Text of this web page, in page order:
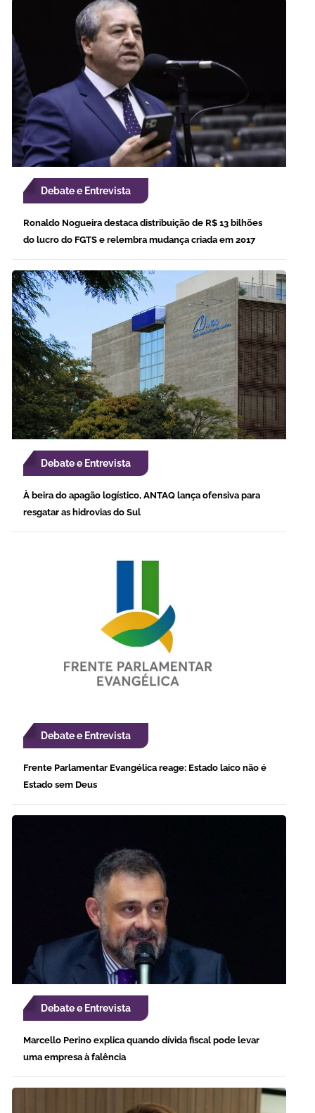
Debate e Entrevista
Ronaldo Nogueira destaca distribuição de R$ 13 bilhões
do lucro do FGTS e relembra mudança criada em 2017
Debate e Entrevista
À beira do apagão logístico, ANTAQ lança ofensiva para
resgatar as hidrovias do Sul
Debate e Entrevista
Frente Parlamentar Evangélica reage: Estado laico não é
Estado sem Deus
Debate e Entrevista
Marcello Perino explica quando dívida fiscal pode levar
uma empresa à falência